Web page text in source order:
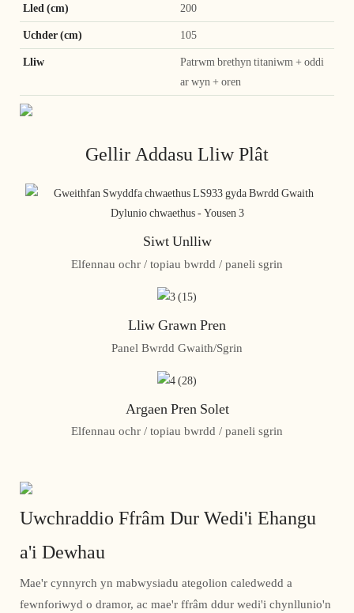
Lled (cm) 200
Uchder (cm) 105
Lliw
Patrwm brethyn titaniwm + oddi
ar wyn + oren
Gellir Addasu Lliw Plât
Siwt Unlliw
Elfennau ochr / topiau bwrdd / paneli sgrin
Lliw Grawn Pren
Panel Bwrdd Gwaith/Sgrin
Argaen Pren Solet
Elfennau ochr / topiau bwrdd / paneli sgrin
Uwchraddio Ffrâm Dur Wedi'i Ehangu
a'i Dewhau
Mae'r cynnyrch yn mabwysiadu ategolion caledwedd a
fewnforiwyd o dramor, ac mae'r ffrâm ddur wedi'i chynllunio'n